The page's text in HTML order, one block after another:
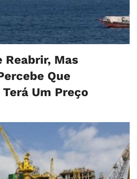
Reabrir, Mas
Que
Um Preço